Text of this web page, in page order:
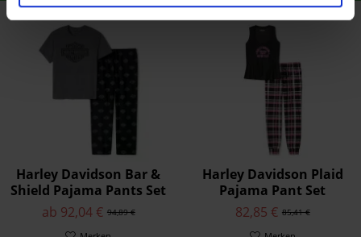
Harley Davidson Bar &
Shield Pajama Pants Set
94,89 €
ab 92,04 €
Harley Davidson Plaid
Pajama Pant Set
85,41 €
82,85 €